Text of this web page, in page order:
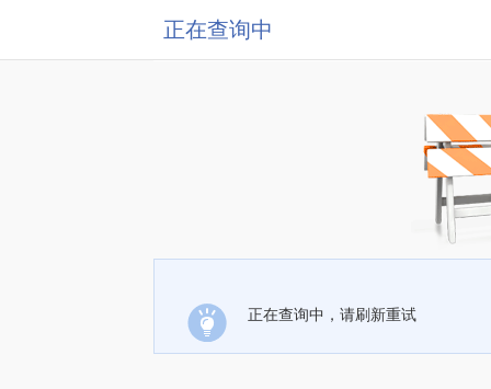
正在查询中
正在查询中，请刷新重试